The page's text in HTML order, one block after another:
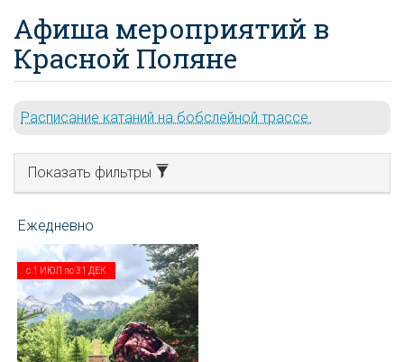
Афиша мероприятий в
Красной Поляне
Расписание катаний на бобслейной трассе.
Показать фильтры
с 1 ИЮЛ по31 ДЕК